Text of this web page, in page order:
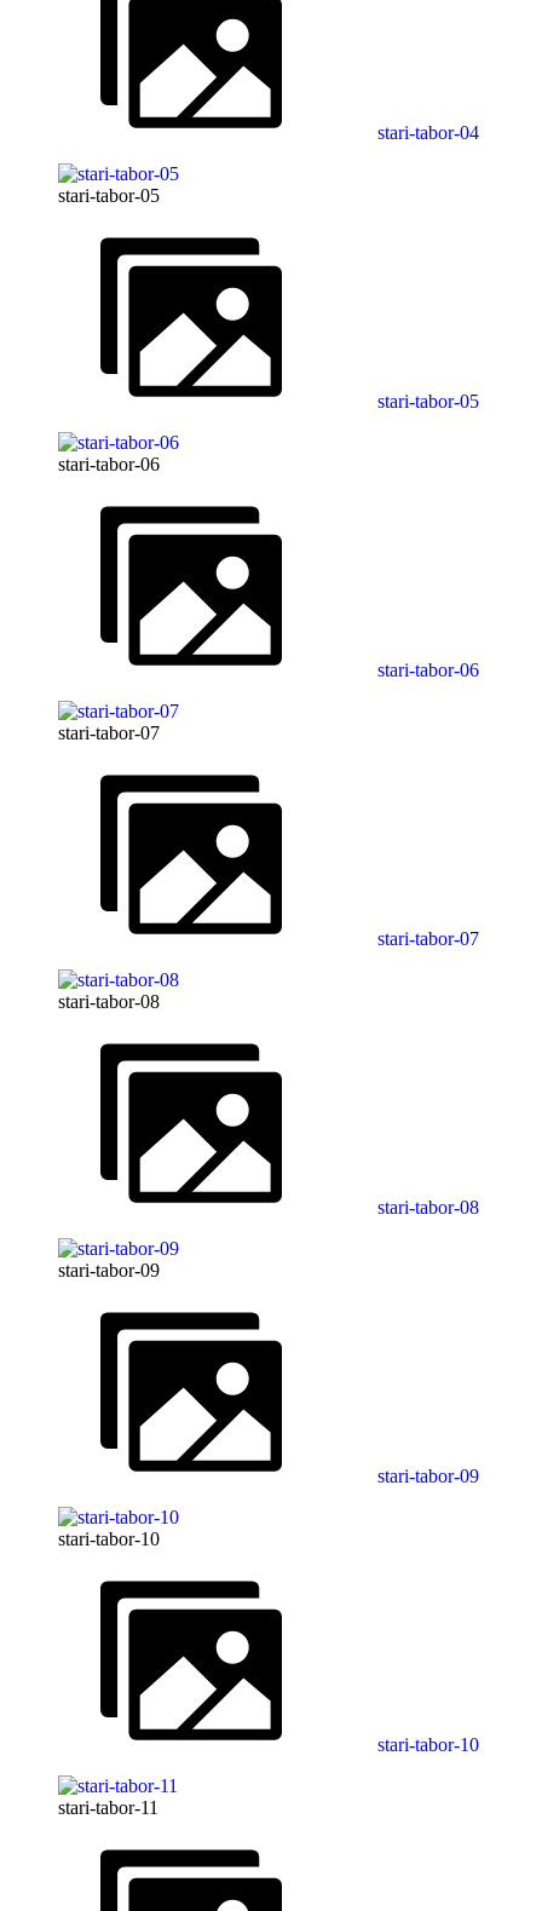
stari-tabor-04
stari-tabor-05
stari-tabor-05
stari-tabor-06
stari-tabor-06
stari-tabor-07
stari-tabor-07
stari-tabor-08
stari-tabor-08
stari-tabor-09
stari-tabor-09
stari-tabor-10
stari-tabor-10
stari-tabor-11